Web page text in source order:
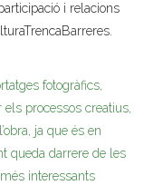
i relacions
fotogràfics,
els processos creatius,
ja que és en
queda darrere de les
interessants